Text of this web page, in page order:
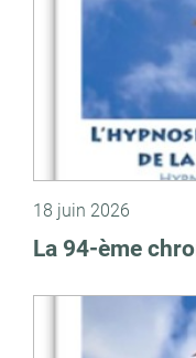
18 juin 2026
La 94-ème